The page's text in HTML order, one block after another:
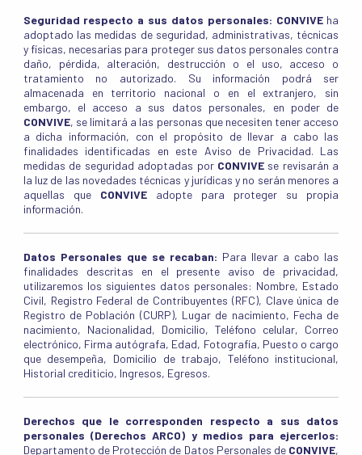
Seguridad respecto a sus datos personales: CONVIVEha
adoptado las medidas de seguridad, administrativas, técnicas
y físicas, necesarias para proteger sus datos personales contra
daño, pérdida, alteración, destrucción o el uso, acceso o
tratamiento no autorizado. Su información podrá ser
almacenada en territorio nacional o en el extranjero, sin
embargo, el acceso a sus datos personales, en poder de
CONVIVE, se limitará a las personas que necesiten tener acceso
a dicha información, con el propósito de llevar a cabo las
finalidades identificadas en este Aviso de Privacidad. Las
medidas de seguridad adoptadas por CONVIVEse revisarán a
la luz de las novedades técnicas y jurídicas y no serán menores a
aquellas que CONVIVEadopte para proteger su propia
información.
Datos Personales que se recaban: Para llevar a cabo las
finalidades descritas en el presente aviso de privacidad,
utilizaremos los siguientes datos personales: Nombre, Estado
Civil, Registro Federal de Contribuyentes (RFC), Clave única de
Registro de Población (CURP), Lugar de nacimiento, Fecha de
nacimiento, Nacionalidad, Domicilio, Teléfono celular, Correo
electrónico, Firma autógrafa, Edad, Fotografía, Puesto o cargo
que desempeña, Domicilio de trabajo, Teléfono institucional,
Historial crediticio, Ingresos, Egresos.
Derechos que le corresponden respecto a sus datos
personales (Derechos ARCO) y medios para ejercerlos:
Departamento de Protección de Datos Personales de CONVIVE,